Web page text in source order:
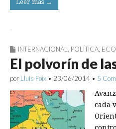
Leer más →
INTERNACIONAL POLÍTICA
El polvorín de
por Lluís Foix • 23/06/2014 • 5
cada